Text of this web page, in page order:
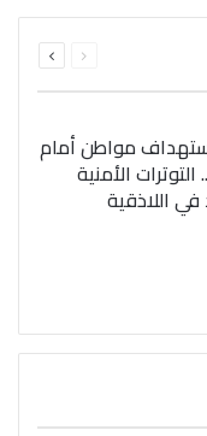
الصفحةالصفحة
مواطن أمام
الأمنية
اللاذقية